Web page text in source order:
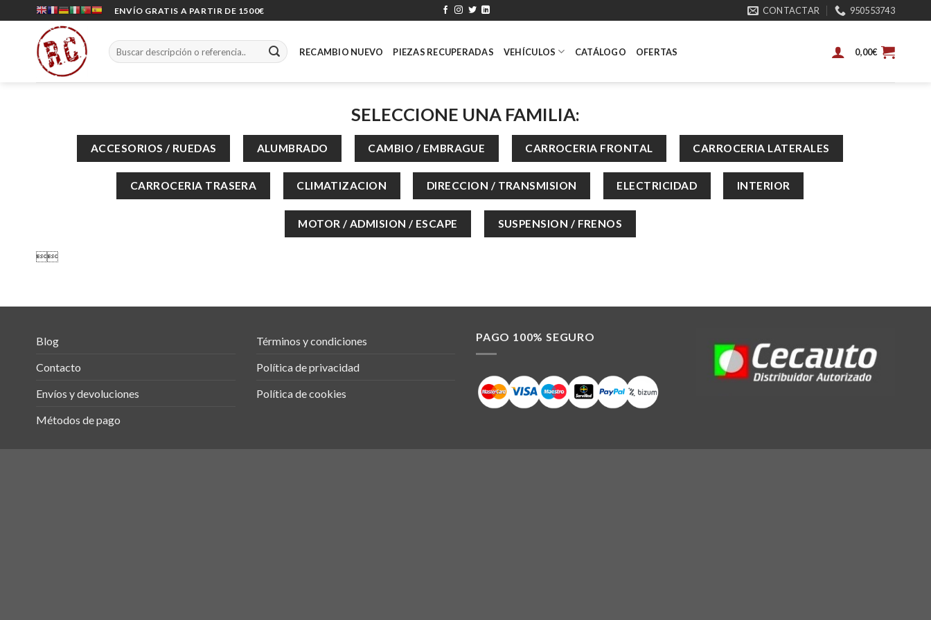
ENVÍO GRATIS A PARTIR DE 1500€ CONTACTAR 950553743
Buscar
por:
RECAMBIO NUEVO PIEZAS RECUPERADAS VEHÍCULOS CATÁLOGO OFERTAS 0,00€
SELECCIONE UNA FAMILIA:

Blog
Contacto
Envíos y devoluciones
Métodos de pago
Términos y condiciones
Política de privacidad
Política de cookies
PAGO 100% SEGURO